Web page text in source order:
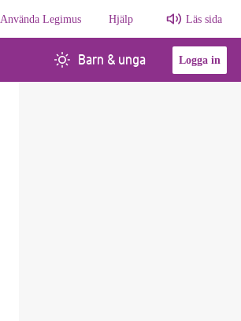
Använda Legimus Hjälp Läs sida
Barn & unga Logga in